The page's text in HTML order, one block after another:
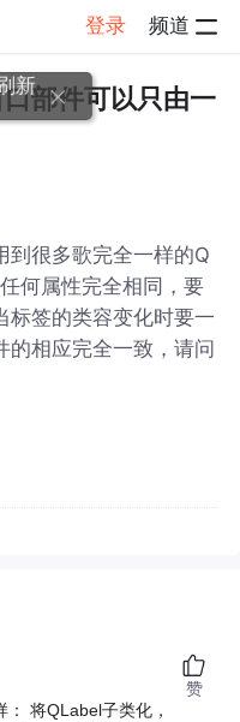
登录 频道
详情
部件可以只由一
到很多歌完全一样的Q
何属性完全相同，要
标签的类容变化时要一
的相应完全一致，请问
将QLabel子类化，
赞
新